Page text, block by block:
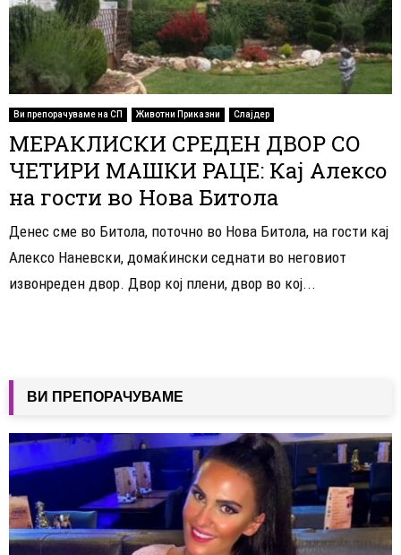
Ви препорачуваме на СП Животни Приказни Слајдер
МЕРАКЛИСКИ СРЕДЕН ДВОР СО
ЧЕТИРИ МАШКИ РАЦЕ: Кај Алексо
на гости во Нова Битола
Денес сме во Битола, поточно во Нова Битола, на гости кај
Алексо Наневски, домаќински седнати во неговиот
извонреден двор. Двор кој плени, двор во кој...
ВИ ПРЕПОРАЧУВАМЕ